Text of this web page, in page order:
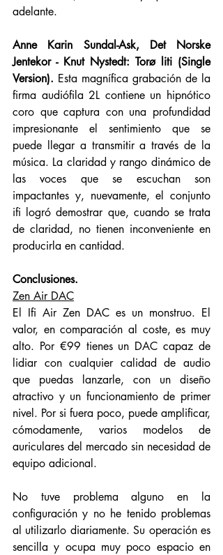
adelante.
Anne Karin Sundal-Ask, Det Norske
Jentekor - Knut Nystedt: Torø liti (Single
Version). Esta magnífica grabación de la
firma audiófila 2L contiene un hipnótico
coro que captura con una profundidad
impresionante el sentimiento que se
puede llegar a transmitir a través de la
música. La claridad y rango dinámico de
las voces que se escuchan son
impactantes y, nuevamente, el conjunto
ifi logró demostrar que, cuando se trata
de claridad, no tienen inconveniente en
producirla en cantidad.
Conclusiones.
Zen Air DAC
El Ifi Air Zen DAC es un monstruo. El
valor, en comparación al coste, es muy
alto. Por €99 tienes un DAC capaz de
lidiar con cualquier calidad de audio
que puedas lanzarle, con un diseño
atractivo y un funcionamiento de primer
nivel. Por si fuera poco, puede amplificar,
cómodamente, varios modelos de
auriculares del mercado sin necesidad de
equipo adicional.
No tuve problema alguno en la
configuración y no he tenido problemas
al utilizarlo diariamente. Su operación es
sencilla y ocupa muy poco espacio en